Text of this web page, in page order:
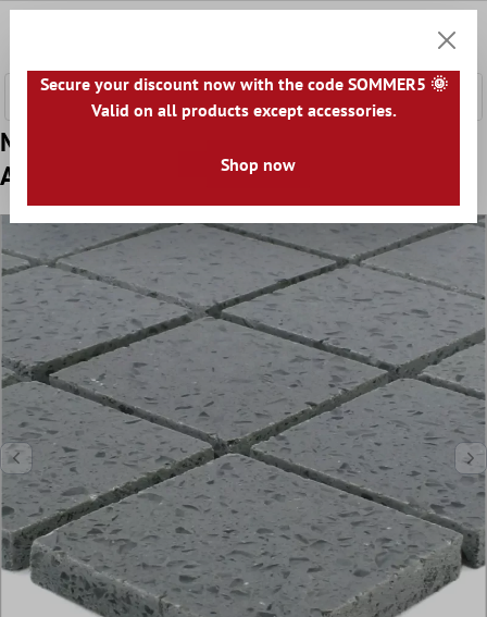
Model din Plăci De Mozaic Cuarțit Pedra
Artificial Gri
Secure your discount now with the code SOMMER5 🌞
Valid on all products except accessories.
Shop now